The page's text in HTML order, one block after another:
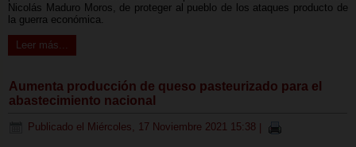
Nicolás Maduro Moros, de proteger al pueblo de los ataques producto de
la guerra económica.
Leer más...
Aumenta producción de queso pasteurizado para el
abastecimiento nacional
Publicado el Miércoles, 17 Noviembre 2021 15:38 |